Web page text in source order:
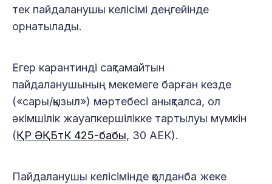
тек пайдаланушы келісімі деңгейінде
орнатылады.
Егер карантинді сақтамайтын
пайдаланушының мекемеге барған кезде
(«сары/қызыл») мәртебесі анықталса, ол
әкімшілік жауапкершілікке тартылуы мүмкін
(ҚР ӘҚБтК 425-бабы, 30 АЕК).
Пайдаланушы келісімінде қолданба жеке